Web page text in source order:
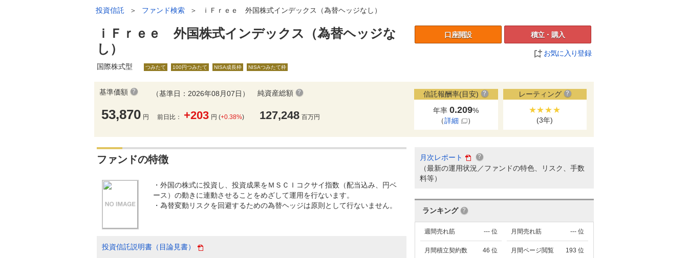
投資信託 ＞ ファンド検索 ＞ ｉＦｒｅｅ 外国株式インデックス（為替ヘッジなし）
ｉＦｒｅｅ 外国株式インデックス（為替ヘッジな
し）
口座開設 積立・購入
お気に入り登録
国際株式型
つみたて 100円つみたて NISA成長枠 NISAつみたて枠
基準価額
53,870 円
（基準日：2026年08月07日）
前日比： +203 円 (+0.38%)
純資産総額
127,248 百万円
信託報酬率(目安)
年率0.209%
（詳細 ）
レーティング
★★★★
(3年)
ファンドの特徴
・外国の株式に投資し、投資成果をＭＳＣＩコクサイ指数（配当込み、円ベ
ース）の動きに連動させることをめざして運用を行ないます。
・為替変動リスクを回避するための為替ヘッジは原則として行ないません。
投資信託説明書（目論見書）
月次レポート
（最新の運用状況／ファンドの特色、リスク、手数
料等）
ランキング
--- 位
週間売れ筋 --- 位
月間売れ筋
46 位
月間積立契約数 193 位
月間ページ閲覧